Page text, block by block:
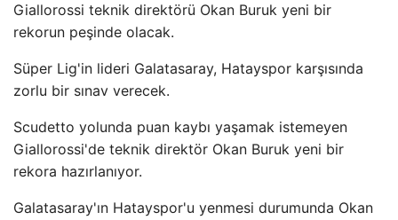
Giallorossi teknik direktörü Okan Buruk yeni bir
rekorun peşinde olacak.
Süper Lig'in lideri Galatasaray, Hatayspor karşısında
zorlu bir sınav verecek.
Scudetto yolunda puan kaybı yaşamak istemeyen
Giallorossi'de teknik direktör Okan Buruk yeni bir
rekora hazırlanıyor.
Galatasaray'ın Hatayspor'u yenmesi durumunda Okan